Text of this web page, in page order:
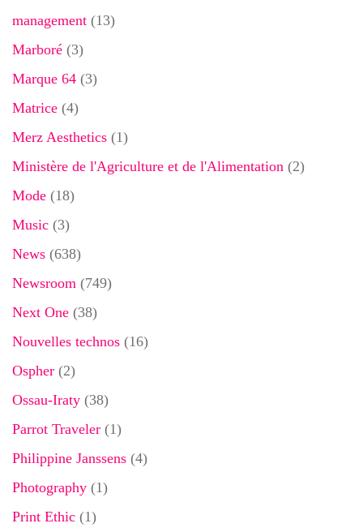
management (13)
Marboré (3)
Marque 64 (3)
Matrice (4)
Merz Aesthetics (1)
Ministère de l'Agriculture et de l'Alimentation (2)
Mode (18)
Music (3)
News (638)
Newsroom (749)
Next One (38)
Nouvelles technos (16)
Ospher (2)
Ossau-Iraty (38)
Parrot Traveler (1)
Philippine Janssens (4)
Photography (1)
Print Ethic (1)